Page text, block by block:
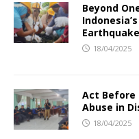
Beyond
Earthquake
18/04/2025
Act Before
Abuse in
18/04/2025